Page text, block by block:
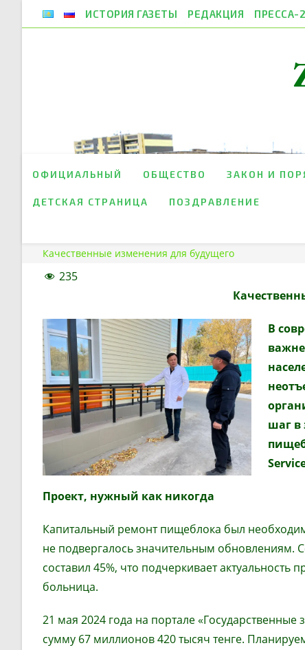
ИСТОРИЯ ГАЗЕТЫ РЕДАКЦИЯ ПРЕССА-
ОФИЦИАЛЬНЫЙ ОБЩЕСТВО ЗАКОН И
ДЕТСКАЯ СТРАНИЦА ПОЗДРАВЛЕНИЕ
Качественные изменения для будущего
235
К
В
шаг в
Проект, нужный как никогда
Капитальный ремонт пищеблока был
не подвергалось значительным обновлениям.
составил 45%, что подчеркивает
больница.
21 мая 2024 года на портале
сумму 67 миллионов 420 тысяч тенге.